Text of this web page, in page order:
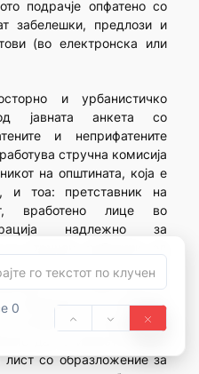
0
подрачје опфатено со
забелешки, предлози и
(во електронска или
и урбанистичко
јавната анкета со
и неприфатените
стручна комисија
на општината, која е
и тоа: претставник на
вработено лице во
надлежно за
и стручен работник од
планирање. Според член
е составен дел на
предлогот на планот, а
на извештајот,
да го извести секое
со образложение за